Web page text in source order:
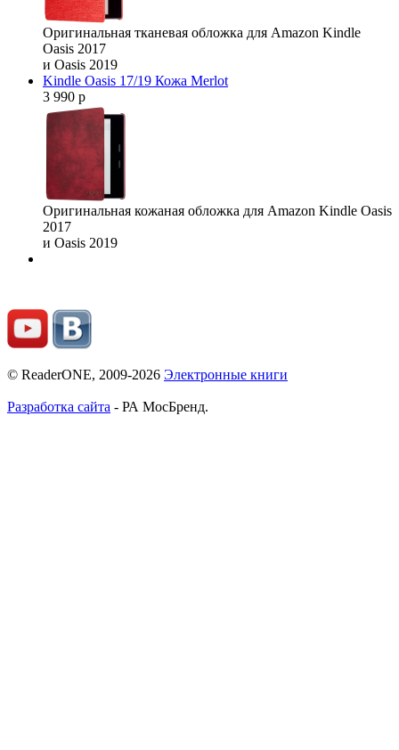
Оригинальная тканевая обложка для Amazon Kindle
Oasis 2017
и Oasis 2019
Kindle Oasis 17/19 Кожа Merlot
3 990 р
Оригинальная кожаная обложка для Amazon Kindle Oasis
2017
и Oasis 2019
© ReaderONE, 2009-2026 Электронные книги
Разработка сайта - РА МосБренд.